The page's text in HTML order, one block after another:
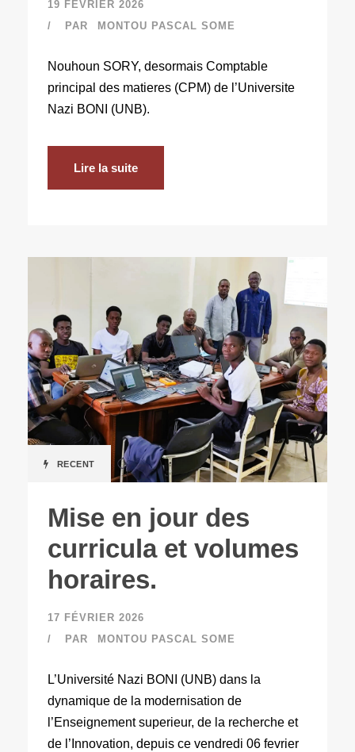
19 FÉVRIER 2026
PAR
MONTOU PASCAL SOME
Nouhoun SORY, desormais Comptable
principal des matieres (CPM) de l’Universite
Nazi BONI (UNB).
Lire la suite
RECENT
Mise en jour des
curricula et volumes
horaires.
17 FÉVRIER 2026
PAR
MONTOU PASCAL SOME
L’Université Nazi BONI (UNB) dans la
dynamique de la modernisation de
l’Enseignement superieur, de la recherche et
de l’Innovation, depuis ce vendredi 06 fevrier